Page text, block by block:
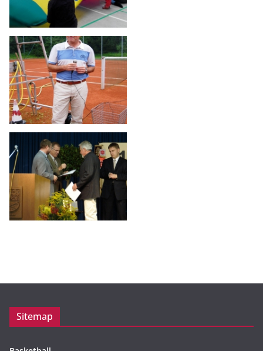
Sitemap